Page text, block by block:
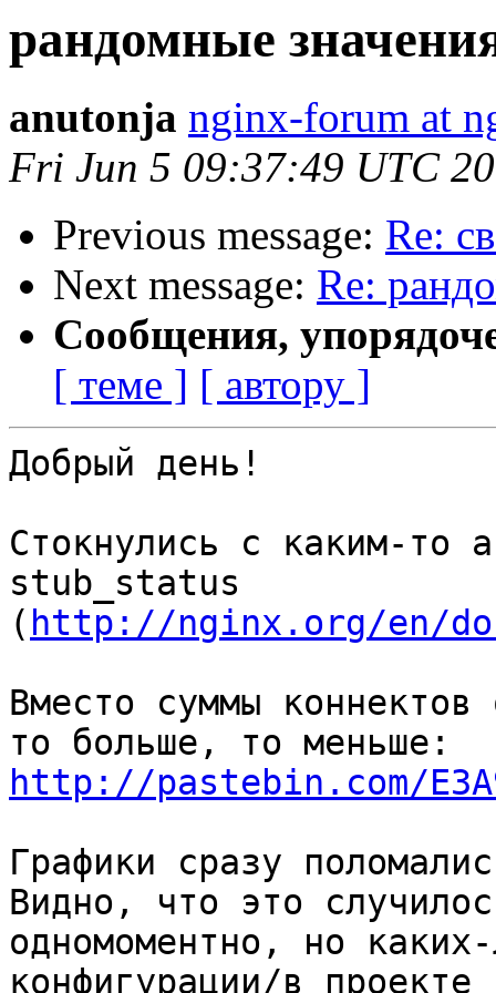
рандомные
anutonja nginx-forum at
Fri Jun 5 09:37:49 UTC
Previous message: Re:
Next message: Re:
Сообщения,
[ теме ] [ автору ]
Добрый день!
Стокнулись с каким-то
stub_status
( http://nginx.org/en/
Вместо суммы
http://pastebin.com/
Графики сразу
Видно, что это
одномоментно, но
конфигурации/в